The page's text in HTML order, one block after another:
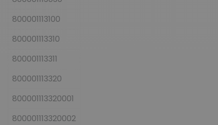
800001113100
800001113310
800001113311
800001113320
800001113320001
800001113320002